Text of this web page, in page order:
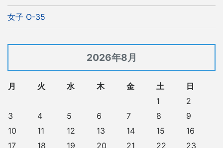
女子 O-35
2026年8月
月 火 水 木 金 土
日
1
2
3
4 5 6 7 8
9
10
11 12 13 14 15
16
17
18 19 20 21 22
23